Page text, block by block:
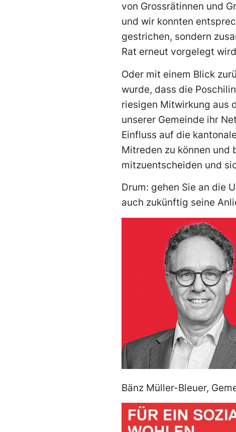
von Grossrätinnen und
und wir konnten
gestrichen, sondern
Rat erneut vorgelegt
Oder mit einem Blick
wurde, dass die
riesigen Mitwirkung aus
unserer Gemeinde ihr
Einfluss auf die
Mitreden zu können und
mitzuentscheiden und
Drum: gehen Sie an die
auch zukünftig seine
Bänz Müller-Bleuer,